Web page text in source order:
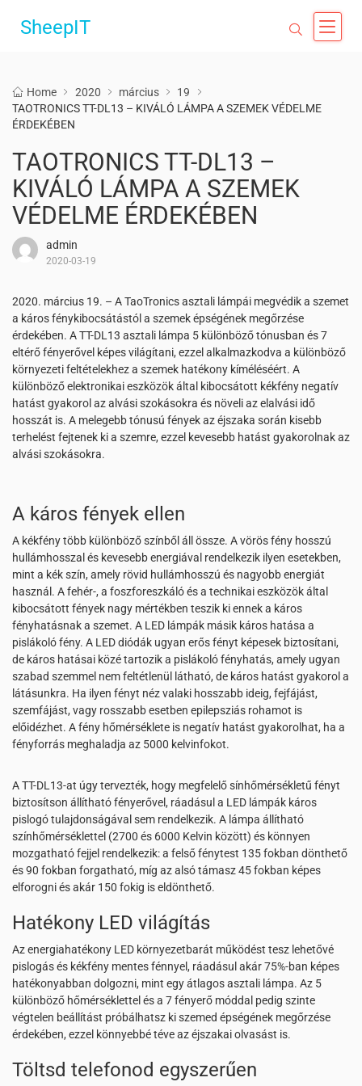
SheepIT
Home 2020 március
19
TAOTRONICS TT-DL13 – KIVÁLÓ LÁMPA A SZEMEK VÉDELME
ÉRDEKÉBEN
TAOTRONICS TT-DL13 –
KIVÁLÓ LÁMPA A SZEMEK
VÉDELME ÉRDEKÉBEN
admin
2020-03-19
2020. március 19. – A TaoTronics asztali lámpái megvédik a szemet
a káros fénykibocsátástól a szemek épségének megőrzése
érdekében. A TT-DL13 asztali lámpa 5 különböző tónusban és 7
eltérő fényerővel képes világítani, ezzel alkalmazkodva a különböző
környezeti feltételekhez a szemek hatékony kíméléséért. A
különböző elektronikai eszközök által kibocsátott kékfény negatív
hatást gyakorol az alvási szokásokra és növeli az elalvási idő
hosszát is. A melegebb tónusú fények az éjszaka során kisebb
terhelést fejtenek ki a szemre, ezzel kevesebb hatást gyakorolnak az
alvási szokásokra.
A káros fények ellen
A kékfény több különböző színből áll össze. A vörös fény hosszú
hullámhosszal és kevesebb energiával rendelkezik ilyen esetekben,
mint a kék szín, amely rövid hullámhosszú és nagyobb energiát
használ. A fehér-, a foszforeszkáló és a technikai eszközök által
kibocsátott fények nagy mértékben teszik ki ennek a káros
fényhatásnak a szemet. A LED lámpák másik káros hatása a
pislákoló fény. A LED diódák ugyan erős fényt képesek biztosítani,
de káros hatásai közé tartozik a pislákoló fényhatás, amely ugyan
szabad szemmel nem feltétlenül látható, de káros hatást gyakorol a
látásunkra. Ha ilyen fényt néz valaki hosszabb ideig, fejfájást,
szemfájást, vagy rosszabb esetben epilepsziás rohamot is
előidézhet. A fény hőmérséklete is negatív hatást gyakorolhat, ha a
fényforrás meghaladja az 5000 kelvinfokot.
A TT-DL13-at úgy tervezték, hogy megfelelő sínhőmérsékletű fényt
biztosítson állítható fényerővel, ráadásul a LED lámpák káros
pislogó tulajdonságával sem rendelkezik. A lámpa állítható
színhőmérséklettel (2700 és 6000 Kelvin között) és könnyen
mozgatható fejjel rendelkezik: a felső fénytest 135 fokban dönthető
és 90 fokban forgatható, míg az alsó támasz 45 fokban képes
elforogni és akár 150 fokig is eldönthető.
Hatékony LED világítás
Az energiahatékony LED környezetbarát működést tesz lehetővé
pislogás és kékfény mentes fénnyel, ráadásul akár 75%-ban képes
hatékonyabban dolgozni, mint egy átlagos asztali lámpa. Az 5
különböző hőmérséklettel és a 7 fényerő móddal pedig szinte
végtelen beállítást próbálhatsz ki szemed épségének megőrzése
érdekében, ezzel könnyebbé téve az éjszakai olvasást is.
Töltsd telefonod egyszerűen